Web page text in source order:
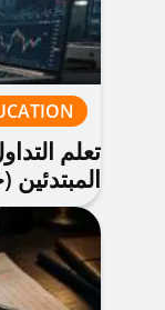
تعلم